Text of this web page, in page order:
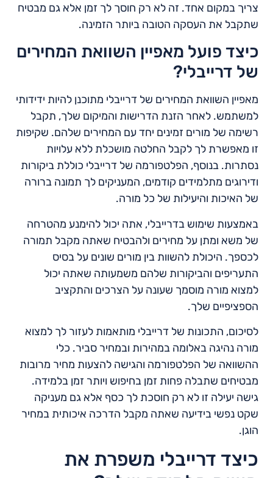
צריך במקום אחד. זה לא רק חוסך לך זמן אלא גם מבטיח
שתקבל את העסקה הטובה ביותר הזמינה.
כיצד פועל מאפיין השוואת המחירים
של דרייבלי?
מאפיין השוואת המחירים של דרייבלי מתוכנן להיות ידידותי
למשתמש. לאחר הזנת הדרישות והמיקום שלך, תקבל
רשימה של מורים זמינים יחד עם המחירים שלהם. שקיפות
זו מאפשרת לך לקבל החלטה מושכלת ללא עלויות
נסתרות. בנוסף, הפלטפורמה של דרייבלי כוללת ביקורות
ודירוגים מתלמידים קודמים, המעניקים לך תמונה ברורה
של האיכות והיעילות של כל מורה.
באמצעות שימוש בדרייבלי, אתה יכול להימנע מהטרחה
של משא ומתן על מחירים ולהבטיח שאתה מקבל תמורה
לכספך. היכולת להשוות בין מורים שונים על בסיס
התעריפים והביקורות שלהם משמעותה שאתה יכול
למצוא מורה מוסמך שעונה על הצרכים והתקציב
הספציפיים שלך.
לסיכום, התכונות של דרייבלי מותאמות לעזור לך למצוא
מורה נהיגה באלומה במהירות ובמחיר סביר. כלי
ההשוואה של הפלטפורמה והגישה להצעות מחיר מרובות
מבטיחים שתבלה פחות זמן בחיפוש ויותר זמן בלמידה.
גישה יעילה זו לא רק חוסכת לך כסף אלא גם מעניקה
שקט נפשי בידיעה שאתה מקבל הדרכה איכותית במחיר
הוגן.
כיצד דרייבלי משפרת את